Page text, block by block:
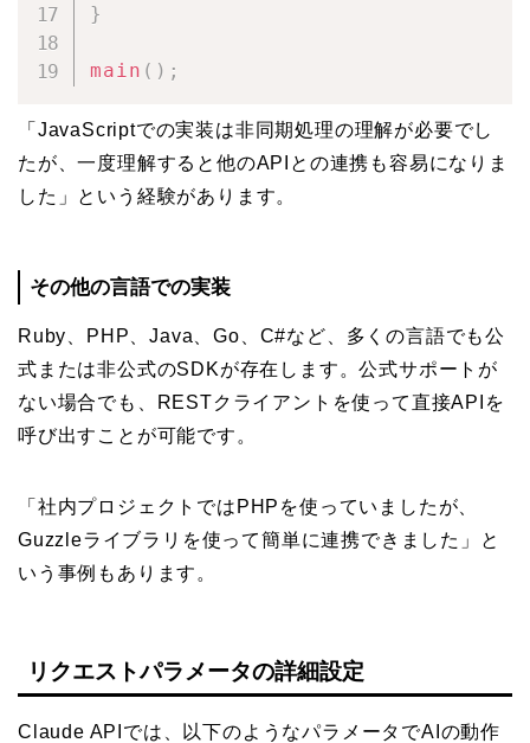
}
main ( ) ;
「JavaScriptでの実装は非同期処理の理解が必要でし
たが、一度理解すると他のAPIとの連携も容易になりま
した」という経験があります。
その他の言語での実装
Ruby、PHP、Java、Go、C#など、多くの言語でも公
式または非公式のSDKが存在します。公式サポートが
ない場合でも、RESTクライアントを使って直接APIを
呼び出すことが可能です。
「社内プロジェクトではPHPを使っていましたが、
Guzzleライブラリを使って簡単に連携できました」と
いう事例もあります。
リクエストパラメータの詳細設定
Claude APIでは、以下のようなパラメータでAIの動作